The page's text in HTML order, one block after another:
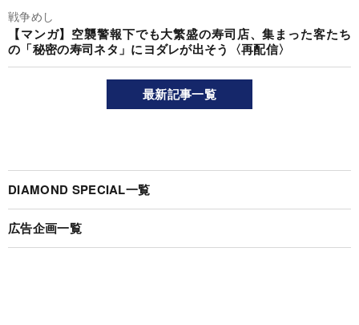
戦争めし
【マンガ】空襲警報下でも大繁盛の寿司店、集まった客たち
の「秘密の寿司ネタ」にヨダレが出そう〈再配信〉
最新記事一覧
DIAMOND SPECIAL一覧
広告企画一覧